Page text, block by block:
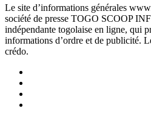
Le site d’informations générales
société de presse TOGO SCOOP
indépendante togolaise en ligne, qui
informations d’ordre et de publicité.
crédo.